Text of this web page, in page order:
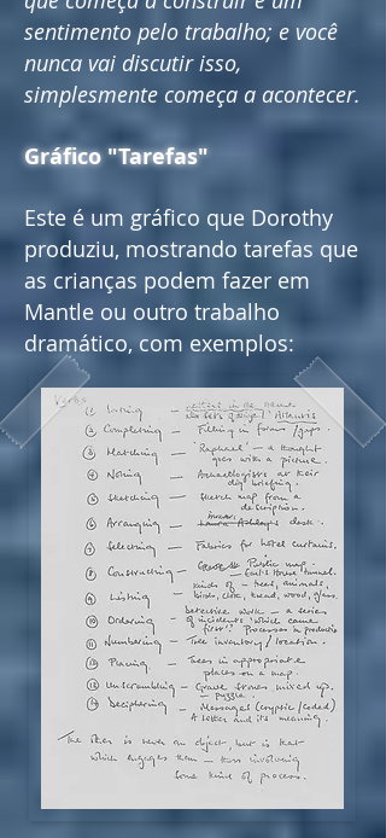
sentimento pelo trabalho; e você
nunca vai discutir isso,
simplesmente começa a acontecer.
Gráfico "Tarefas"
Este é um gráfico que Dorothy
produziu, mostrando tarefas que
as crianças podem fazer em
Mantle ou outro trabalho
dramático, com exemplos: